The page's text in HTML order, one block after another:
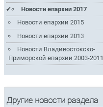
Новости епархии 2017
Новости епархии 2015
Новости епархии 2013
Новости Владивостокско-
Приморской епархии 2003-2011
Другие новости раздела